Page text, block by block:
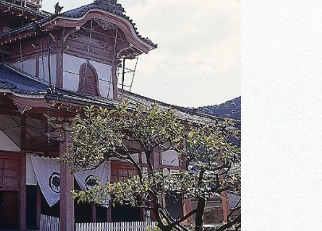
動画ライブラリー